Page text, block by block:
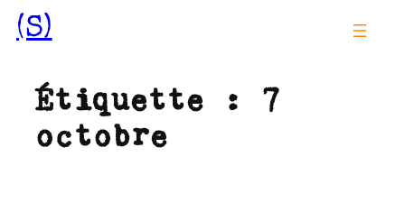
Aller
au
(S)
Étiquette : 7
octobre